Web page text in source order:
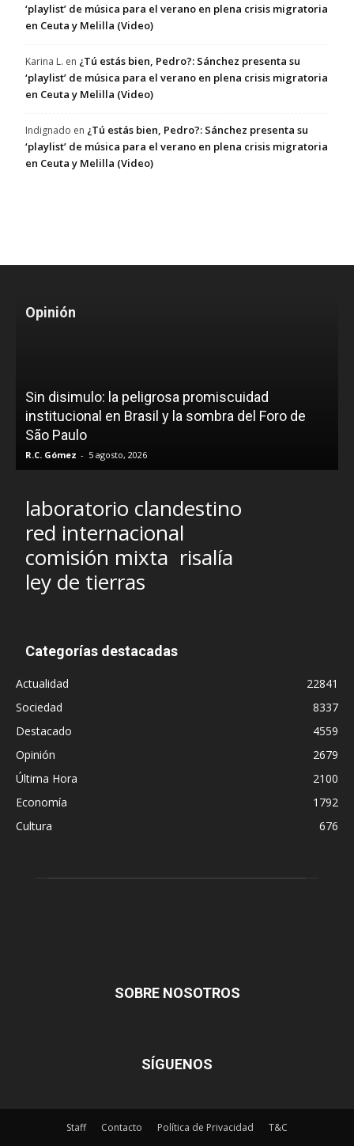
‘playlist’ de música para el verano en plena crisis migratoria
en Ceuta y Melilla (Video)
Karina L. en ¿Tú estás bien, Pedro?: Sánchez presenta su
‘playlist’ de música para el verano en plena crisis migratoria
en Ceuta y Melilla (Video)
Indignado en ¿Tú estás bien, Pedro?: Sánchez presenta su
‘playlist’ de música para el verano en plena crisis migratoria
en Ceuta y Melilla (Video)
Opinión
Sin disimulo: la peligrosa promiscuidad
institucional en Brasil y la sombra del Foro de
São Paulo
R.C. Gómez - 5 agosto, 2026
laboratorio clandestino
red internacional
comisión mixta risalía
ley de tierras
Categorías destacadas
Actualidad
22841
Sociedad
8337
Destacado
4559
Opinión
2679
Última Hora
2100
Economía
1792
Cultura
676
SOBRE NOSOTROS
SÍGUENOS
Staff Contacto Política de Privacidad T&C